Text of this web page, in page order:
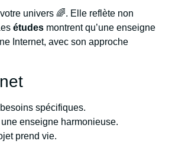
univers 🌈. Elle reflète non
études montrent qu’une enseigne
Internet, avec son approche
spécifiques.
enseigne harmonieuse.
prend vie.